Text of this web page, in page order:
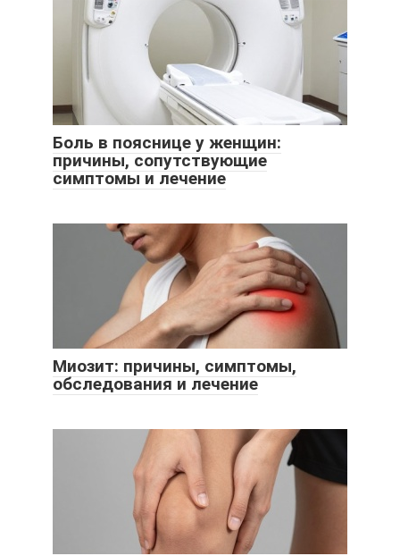
Боль в пояснице у женщин:
причины, сопутствующие
симптомы и лечение
Миозит: причины, симптомы,
обследования и лечение